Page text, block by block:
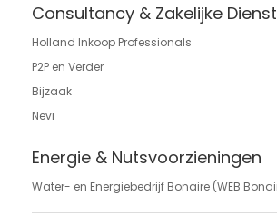
Consultancy & Zakelijke
Holland Inkoop Professionals
P2P en Verder
Bijzaak
Nevi
Energie & Nutsvoorzieningen
Water- en Energiebedrijf Bonaire (WEB